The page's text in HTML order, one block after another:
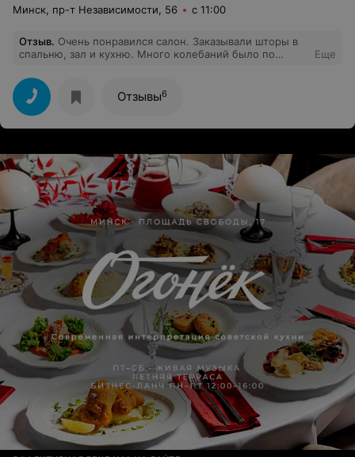
Минск, пр-т Независимости, 56 с 11:00
Отзыв. Очень понравился салон. Заказывали шторы в
спальню, зал и кухню. Много колебаний было по
нашему дизайну. С выбором нам помогала консультант
Мария и она со своей задачей справилась на все 100%.
Очень внимательно отнеслась к нашем "критериям",
помогла выбрать ткань, которая будет хорошо
сочетаться и по цвету и по текстуре с нашем
Цена и сроки изготовления - тоже на высоте.
Огромное спасибо салону за помощь!
Еще
Отзывы6